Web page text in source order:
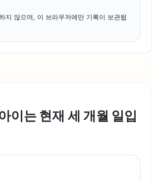
지 않으며, 이 브라우저에만 기록이 보관됩
이는 현재 세 개월 일입